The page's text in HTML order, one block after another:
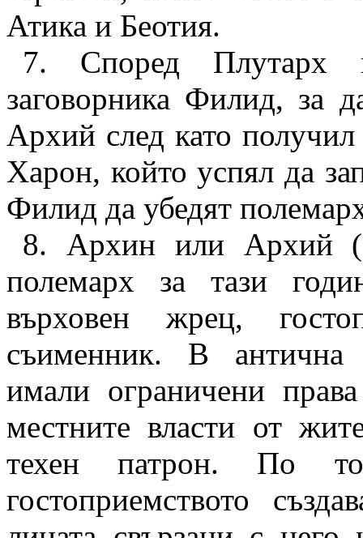
Атика и Беотия.
7. Според Плутарх
заговорника Филид, за
Архий след като получил
Харон, който успял да
Филид да убедят
8. Архин или Архий
полемарх за тази
върховен жрец,
съименник. В антична
имали ограничени
местните власти от
техен патрон. По
гостоприемството